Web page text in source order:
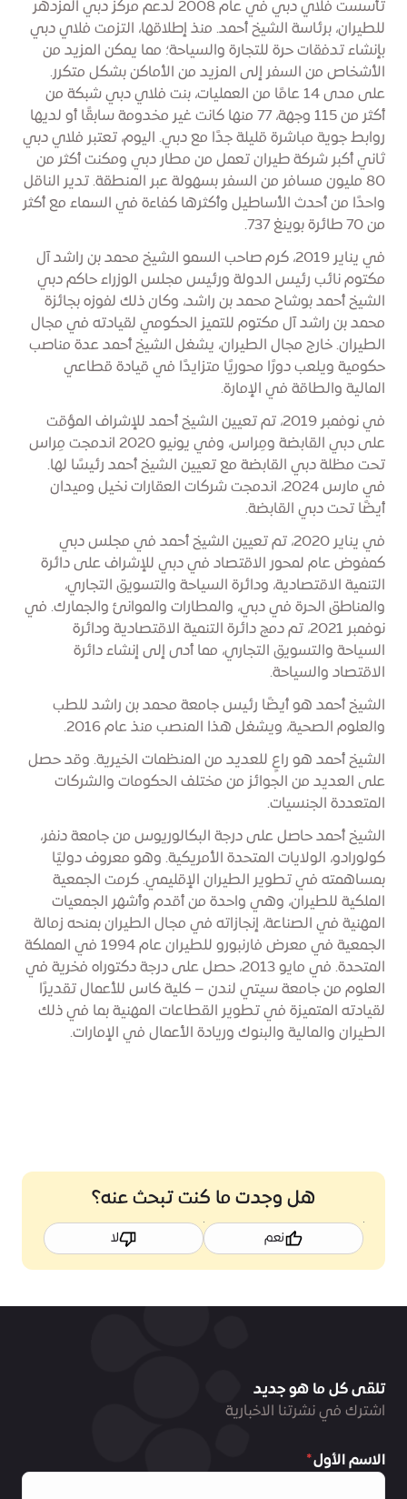
تأسست فلاي دبي في عام 2008 لدعم مركز دبي المزدهر
للطيران، برئاسة الشيخ أحمد. منذ إطلاقها، التزمت فلاي دبي
بإنشاء تدفقات حرة للتجارة والسياحة؛ مما يمكن المزيد من
الأشخاص من السفر إلى المزيد من الأماكن بشكل متكرر.
على مدى 14 عامًا من العمليات، بنت فلاي دبي شبكة من
أكثر من 115 وجهة، 77 منها كانت غير مخدومة سابقًا أو لديها
روابط جوية مباشرة قليلة جدًا مع دبي. اليوم، تعتبر فلاي دبي
ثاني أكبر شركة طيران تعمل من مطار دبي ومكنت أكثر من
80 مليون مسافر من السفر بسهولة عبر المنطقة. تدير الناقل
واحدًا من أحدث الأساطيل وأكثرها كفاءة في السماء مع أكثر
من 70 طائرة بوينغ 737.
في يناير 2019، كرم صاحب السمو الشيخ محمد بن راشد آل
مكتوم نائب رئيس الدولة ورئيس مجلس الوزراء حاكم دبي
الشيخ أحمد بوشاح محمد بن راشد، وكان ذلك لفوزه بجائزة
محمد بن راشد آل مكتوم للتميز الحكومي لقيادته في مجال
الطيران. خارج مجال الطيران، يشغل الشيخ أحمد عدة مناصب
حكومية ويلعب دورًا محوريًا متزايدًا في قيادة قطاعي
المالية والطاقة في الإمارة.
في نوفمبر 2019، تم تعيين الشيخ أحمد للإشراف المؤقت
على دبي القابضة ومِراس، وفي يونيو 2020 اندمجت مِراس
تحت مظلة دبي القابضة مع تعيين الشيخ أحمد رئيسًا لها.
في مارس 2024، اندمجت شركات العقارات نخيل وميدان
أيضًا تحت دبي القابضة.
في يناير 2020، تم تعيين الشيخ أحمد في مجلس دبي
كمفوض عام لمحور الاقتصاد في دبي للإشراف على دائرة
التنمية الاقتصادية، ودائرة السياحة والتسويق التجاري،
والمناطق الحرة في دبي، والمطارات والموانئ والجمارك. في
نوفمبر 2021، تم دمج دائرة التنمية الاقتصادية ودائرة
السياحة والتسويق التجاري، مما أدى إلى إنشاء دائرة
الاقتصاد والسياحة.
الشيخ أحمد هو أيضًا رئيس جامعة محمد بن راشد للطب
والعلوم الصحية، ويشغل هذا المنصب منذ عام 2016.
الشيخ أحمد هو راعٍ للعديد من المنظمات الخيرية. وقد حصل
على العديد من الجوائز من مختلف الحكومات والشركات
المتعددة الجنسيات.
الشيخ أحمد حاصل على درجة البكالوريوس من جامعة دنفر،
كولورادو، الولايات المتحدة الأمريكية. وهو معروف دوليًا
بمساهمته في تطوير الطيران الإقليمي. كرمت الجمعية
الملكية للطيران، وهي واحدة من أقدم وأشهر الجمعيات
المهنية في الصناعة، إنجازاته في مجال الطيران بمنحه زمالة
الجمعية في معرض فارنبورو للطيران عام 1994 في المملكة
المتحدة. في مايو 2013، حصل على درجة دكتوراه فخرية في
العلوم من جامعة سيتي لندن – كلية كاس للأعمال تقديرًا
لقيادته المتميزة في تطوير القطاعات المهنية بما في ذلك
الطيران والمالية والبنوك وريادة الأعمال في الإمارات.
هل وجدت ما كنت تبحث عنه؟
نعم لا
تلقى كل ما هو جديد
اشترك في نشرتنا الاخبارية
الاسم الأول